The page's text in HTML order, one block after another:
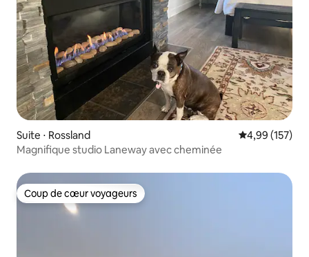
Suite ⋅ Rossland Évaluation
4,99 (157)
Magnifique studio Laneway avec cheminée
Coup de cœur voyageurs
Coup de cœur voyageurs